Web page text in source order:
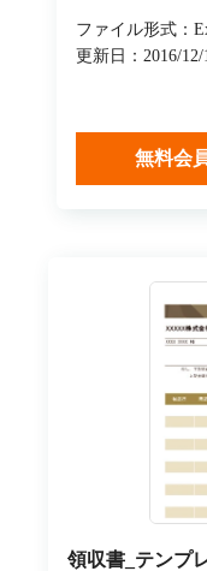
ファイル形式：
更新日：2016/12/
無料会
領収書_テンプ